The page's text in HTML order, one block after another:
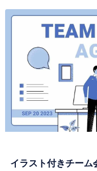
イラスト付きチー